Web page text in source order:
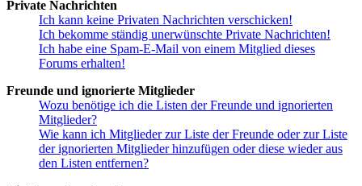
Private Nachrichten
Ich kann keine Privaten Nachrichten verschicken!
Ich bekomme ständig unerwünschte Private Nachrichten!
Ich habe eine Spam-E-Mail von einem Mitglied dieses
Forums erhalten!
Freunde und ignorierte Mitglieder
Wozu benötige ich die Listen der Freunde und ignorierten
Mitglieder?
Wie kann ich Mitglieder zur Liste der Freunde oder zur Liste
der ignorierten Mitglieder hinzufügen oder diese wieder aus
den Listen entfernen?